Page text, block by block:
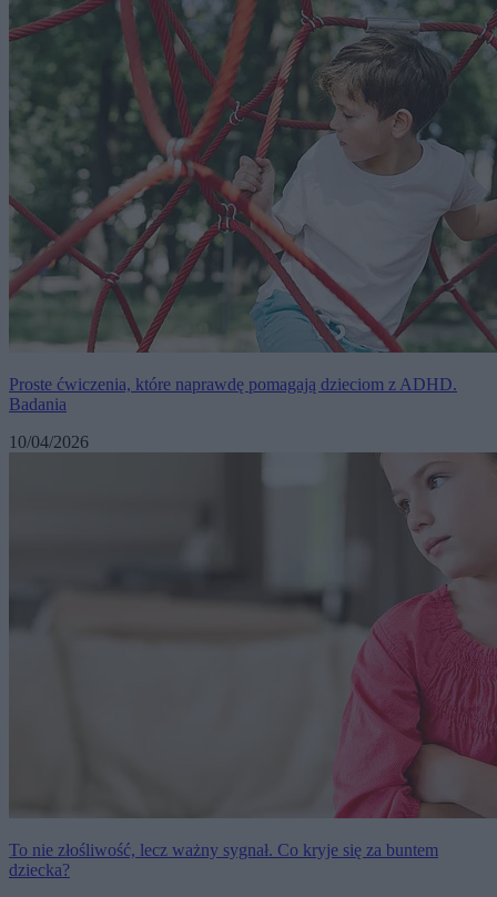
Proste ćwiczenia, które naprawdę pomagają dzieciom z ADHD.
Badania
10/04/2026
To nie złośliwość, lecz ważny sygnał. Co kryje się za buntem
dziecka?